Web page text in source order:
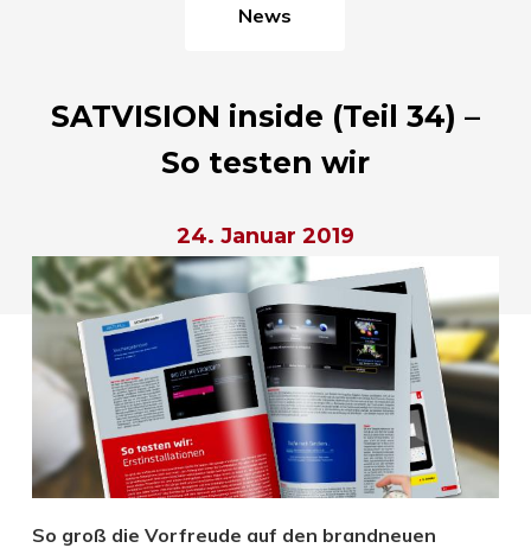
News
SATVISION inside (Teil 34) –
So testen wir
24. Januar 2019
So groß die Vorfreude auf den brandneuen